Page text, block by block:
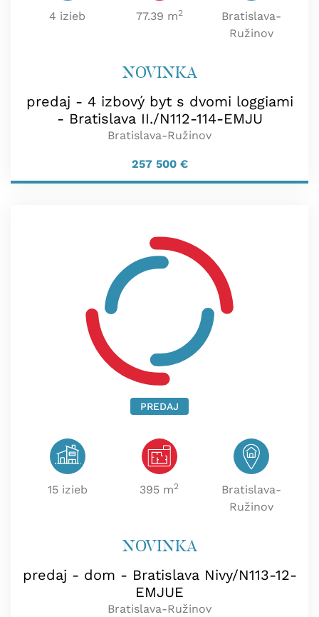
4 izieb 77.39 m2
Bratislava-
Ružinov
NOVINKA
predaj - 4 izbový byt s dvomi loggiami
- Bratislava II./N112-114-EMJU
Bratislava-Ružinov
257 500 €
PREDAJ
15 izieb 395 m2
Bratislava-
Ružinov
NOVINKA
predaj - dom - Bratislava Nivy/N113-12-
EMJUE
Bratislava-Ružinov